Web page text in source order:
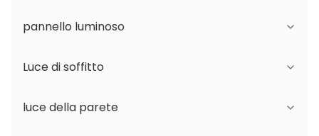
pannello luminoso
Serie JDL
Serie DSDL
Luce di soffitto
Serie JCL
luce della parete